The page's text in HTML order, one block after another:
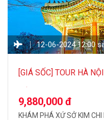
12-06-2024 12:00
[GIÁ SỐC] TOUR HÀ
TRANH 5 ngày 4 đêm
9,880,000 đ
KHÁM PHÁ XỨ SỞ KIM